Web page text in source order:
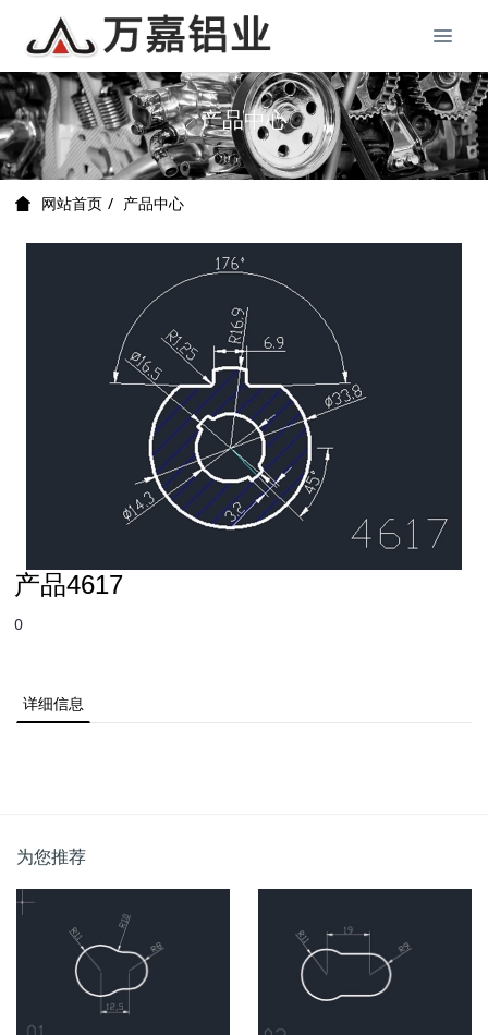
产品中心
网站首页 产品中心
产品4617
0
详细信息
为您推荐